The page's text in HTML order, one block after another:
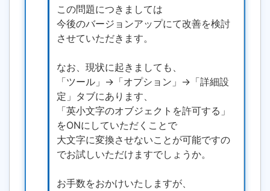
この問題につきましては
今後のバージョンアップにて改善を検討
させていただきます。
なお、現状に起きましても、
「ツール」→「オプション」→「詳細設
定」タブにあります、
「英小文字のオブジェクトを許可する」
をONにしていただくことで
大文字に変換させないことが可能ですの
でお試しいただけますでしょうか。
お手数をおかけいたしますが、